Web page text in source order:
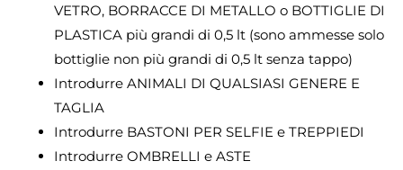
VETRO, BORRACCE DI METALLO o BOTTIGLIE DI
PLASTICA più grandi di 0,5 lt (sono ammesse solo
bottiglie non più grandi di 0,5 lt senza tappo)
Introdurre ANIMALI DI QUALSIASI GENERE E
TAGLIA
Introdurre BASTONI PER SELFIE e TREPPIEDI
Introdurre OMBRELLI e ASTE